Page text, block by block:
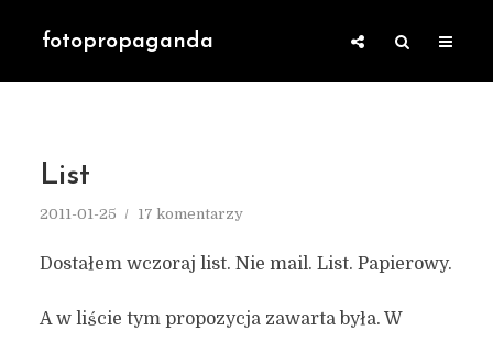
fotopropaganda
List
2011-01-25 17 komentarzy
Dostałem wczoraj list. Nie mail. List. Papierowy.
A w liście tym propozycja zawarta była. W